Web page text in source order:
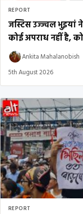
REPORT
जस्टिस उज्ज्वल भुइयां
कोई अपराध नहीं है,
Ankita Mahalanobish
5th August 2026
REPORT